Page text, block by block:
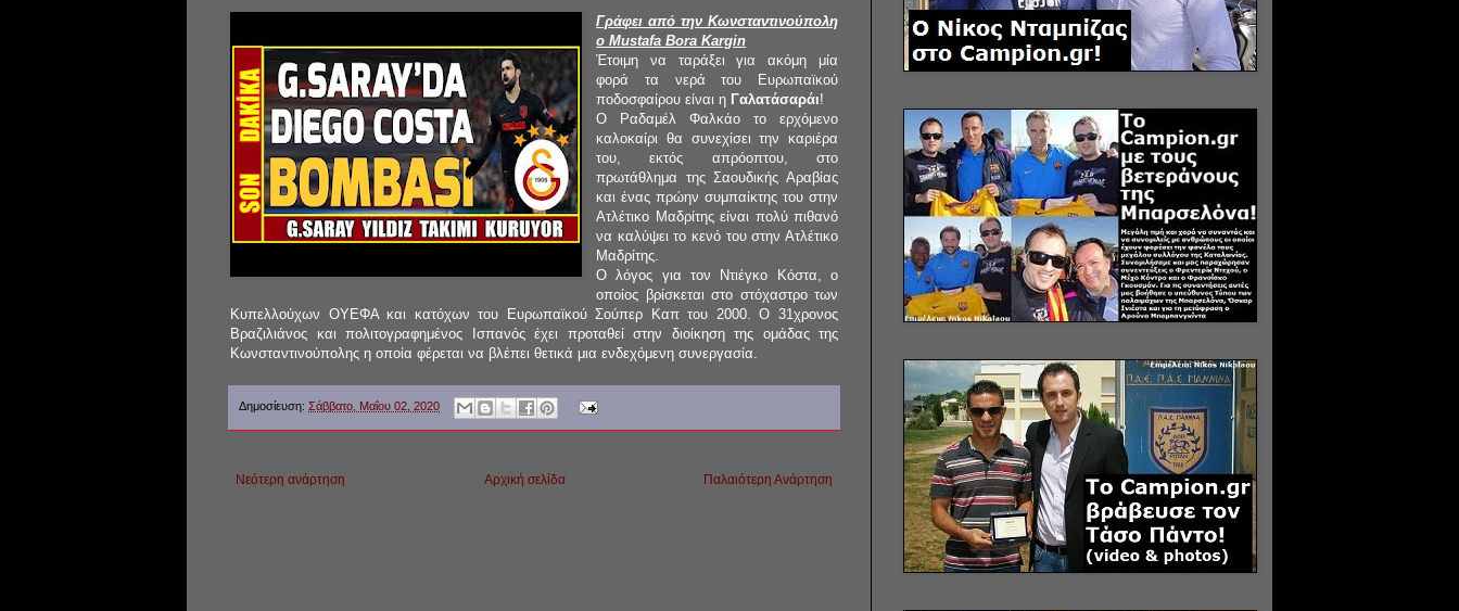
Γράφει από την Κωνσταντινούπολη
ο Mustafa Bora Kargin
Έτοιμη να ταράξει για ακόμη μία
φορά τα νερά του Ευρωπαϊκού
ποδοσφαίρου είναι η Γαλατάσαράι!
Ο Ραδαμέλ Φαλκάο το ερχόμενο
καλοκαίρι θα συνεχίσει την καριέρα
του, εκτός απρόοπτου, στο
πρωτάθλημα της Σαουδικής Αραβίας
και ένας πρώην συμπαίκτης του στην
Ατλέτικο Μαδρίτης είναι πολύ πιθανό
να καλύψει το κενό του στην Ατλέτικο
Μαδρίτης.
Ο λόγος για τον Ντιέγκο Κόστα, ο
οποίος βρίσκεται στο στόχαστρο των
Κυπελλούχων ΟΥΕΦΑ και κατόχων του Ευρωπαϊκού Σούπερ Καπ του 2000. Ο 31χρονος
Βραζιλιάνος και πολιτογραφημένος Ισπανός έχει προταθεί στην διοίκηση της ομάδας της
Κωνσταντινούπολης η οποία φέρεται να βλέπει θετικά μια ενδεχόμενη συνεργασία.
Δημοσίευση: Σάββατο, Μαΐου 02, 2020
Νεότερη ανάρτηση Παλαιότερη Ανάρτηση
Αρχική σελίδα